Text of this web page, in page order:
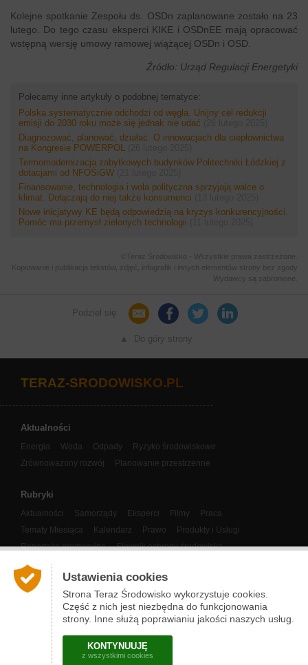
Ustawienia cookies
Strona Teraz Środowisko wykorzystuje cookies.
Część z nich jest niezbędna do funkcjonowania
strony. Inne służą poprawianiu jakości naszych usług.
KONTYNUUJĘ
z wszystkimi cookies
Kolejne spotkanie Zespołu ds. OSDn zaplanowane zostało na 23
lutego. Do tego czasu eksperci KIKE i OSDnEE mają opracować
wstępną wersję umowy ramowej wiążącej OSDn i OSD.
Źródło: Urząd Regulacji Energetyki
Polecamy inne artykuły o podobnej tematyce:
Polska systematycznie odchodzi od węgla. Unijny cel redukcji
emisji do 2030 roku może się jednak nie udać
Diagnozować, planować, działać. O innowacjach dla ciepłownictwa
na Kongresie POWERPOL
Termomodernizacja zabytkowych budynków Politechniki Łódzkiej z
dotacjami od NFOŚiGW
Finansowanie, technologia i wola polityczna sprzyjają walce o
klimat. Dołączają do niej także konsumenci
Nowe inicjatywy KE będą odpowiedzią na kryzys konkurencyjności.
Pomóc ma przemysł zielonych technologii
©Teraz Środowisko - Wszystkie prawa zastrzeżone.
Kopiowanie i publikacja tekstów, zdjęć, infografik i innych elementów strony bez zgody
Wydawcy są zabronione.
Podziel się :
▲ Do góry strony
TERAZ-SRODOWISKO.PL
Aktualności
Energia Woda Odpady
Ryzyko środowiskowe
Zrównoważony rozwój
Planowanie przestrzenne
Rubryki
Aktualności Samorządy Eksperci Filmy
Praca
Tematy Miesiąca
Kalendarz Prawo
Produkty i Usługi
Reportaże promocyjne
Słownik ochrony środowiska
Panorama Klastrów Energii
Nasze publikacje
Narzędzia
O nas i kontakt
Regulamin
Actu-Environnement.com